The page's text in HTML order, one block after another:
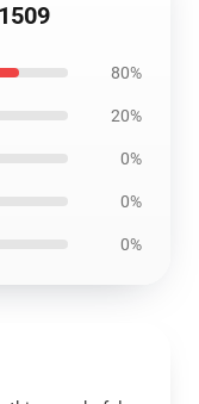
80%
20%
0%
0%
0%